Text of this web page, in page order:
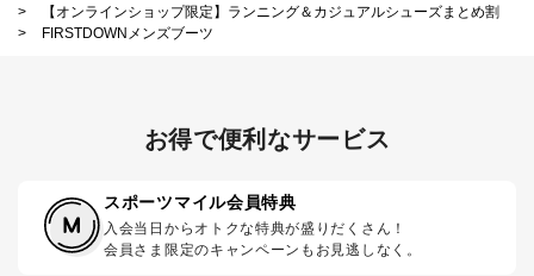
>
【オンラインショップ限定】ランニング＆カジュアルシューズまとめ割
>
FIRSTDOWNメンズブーツ
お得で便利なサービス
スポーツマイル会員特典
入会当日からオトクな特典が盛りだくさん！
会員さま限定のキャンペーンもお見逃しなく。